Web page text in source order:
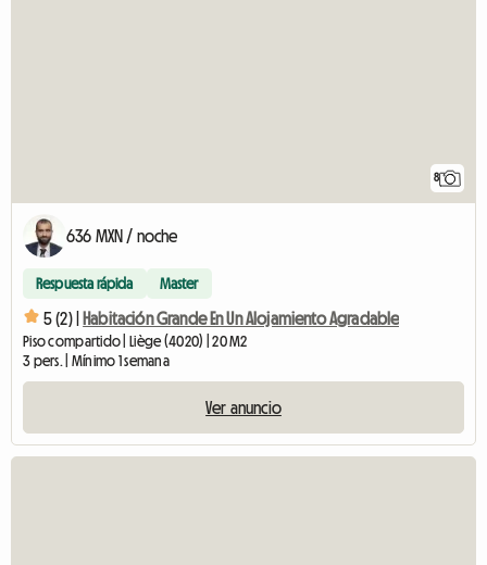
8
636 MXN / noche
Respuesta rápida Master
5 (2) | Habitación Grande En Un Alojamiento Agradable
Piso compartido | Liège (4020) | 20 M2
3 pers. | Mínimo 1 semana
Ver anuncio